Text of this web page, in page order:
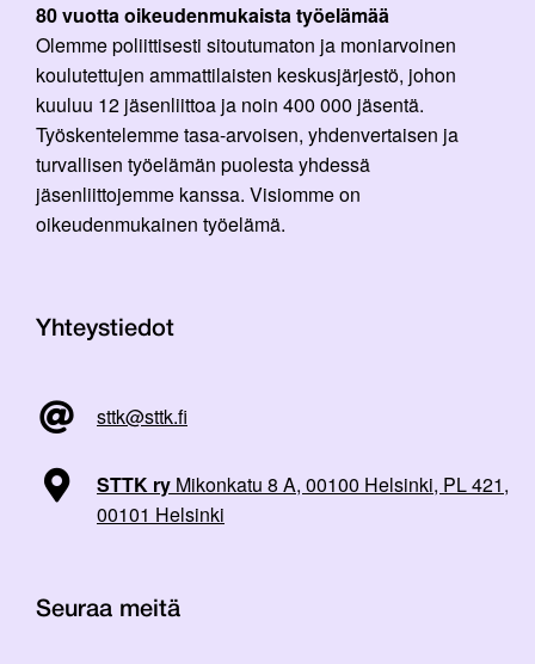
80 vuotta oikeudenmukaista työelämää
Olemme poliittisesti sitoutumaton ja moniarvoinen
koulutettujen ammattilaisten keskusjärjestö, johon
kuuluu 12 jäsenliittoa ja noin 400 000 jäsentä.
Työskentelemme tasa-arvoisen, yhdenvertaisen ja
turvallisen työelämän puolesta yhdessä
jäsenliittojemme kanssa. Visiomme on
oikeudenmukainen työelämä.
Yhteystiedot
sttk@sttk.fi
STTK ry Mikonkatu 8 A, 00100 Helsinki, PL 421,
00101 Helsinki
Seuraa meitä